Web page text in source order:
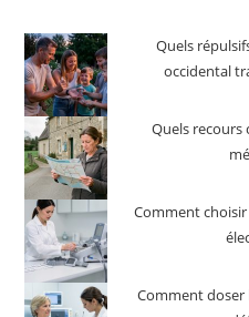
Quels
occidental
Quels recours
Comment choisir
Comment